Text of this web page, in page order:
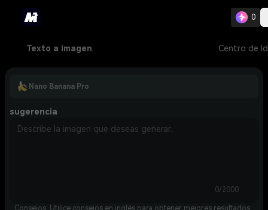
0
Texto a imagen Centro de
Nano Banana Pro
sugerencia
0/2000
Consejos: Utilice consejos en inglés para obtener mejores resultados.